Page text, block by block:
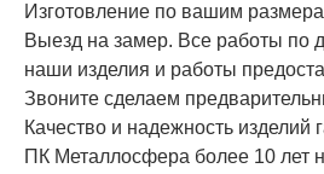
Изготовление по вашим
Выезд на замер. Все работы по
наши изделия и работы
Звоните сделаем
Качество и надежность изделий
ПК Металлосфера более 10 лет